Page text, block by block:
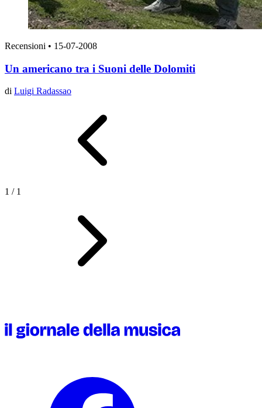
Recensioni • 15-07-2008
Un americano tra i Suoni delle Dolomiti
di Luigi Radassao
1 / 1